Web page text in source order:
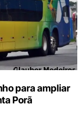
para ampliar
Porã